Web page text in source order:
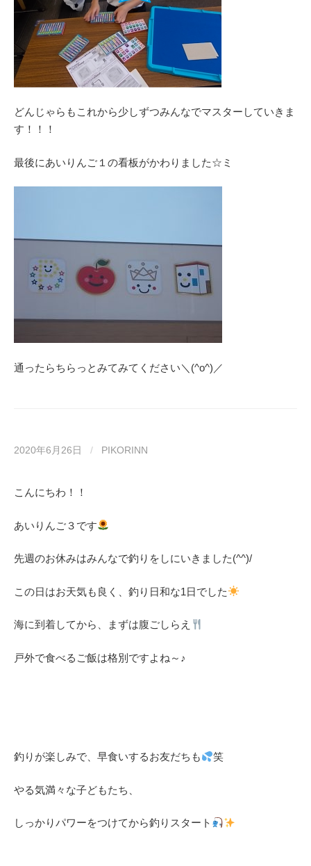
どんじゃらもこれから少しずつみんなでマスターしていきま
す！！！
最後にあいりんご１の看板がかわりました☆ミ
通ったらちらっとみてみてください＼(^o^)／
2020年6月26日 / PIKORINN
こんにちわ！！
あいりんご３です
先週のお休みはみんなで釣りをしにいきました(^^)/
この日はお天気も良く、釣り日和な1日でした
海に到着してから、まずは腹ごしらえ
戸外で食べるご飯は格別ですよね～♪
釣りが楽しみで、早食いするお友だちも 笑
やる気満々な子どもたち、
しっかりパワーをつけてから釣りスタート